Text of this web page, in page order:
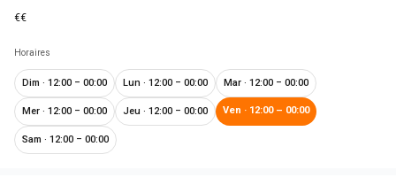
€€
Horaires
Dim · 12:00 – 00:00 Lun · 12:00 – 00:00 Mar · 12:00 – 00:00
Mer · 12:00 – 00:00 Jeu · 12:00 – 00:00 Ven · 12:00 – 00:00
Sam · 12:00 – 00:00